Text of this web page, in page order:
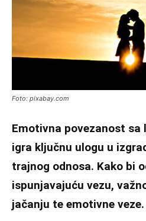
Foto: pixabay.com
Emotivna povezanost
igra ključnu ulogu u
trajnog odnosa. Kako bi
ispunjavajuću vezu,
jačanju te emotivne veze.